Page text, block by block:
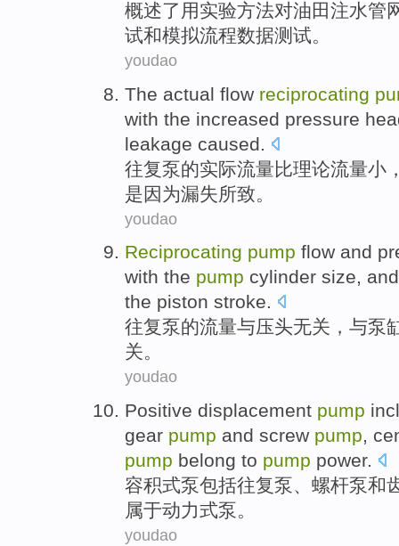
概述了 用实验方法对油田注水管
试和模拟流程数据测试。
youdao
The actual flow reciprocating
with the increased pressure
leakage caused
往复泵的实际流量比理论流量小
是因为漏失所致 。
youdao
Reciprocating pump flow and
with the pump cylinder size, and
the piston stroke.
往复泵的流量与压头无关 ， 与泵
关。
youdao
Positive displacement pump
gear pump and screw pump,
pump belong to pump power.
容积式泵包括往复泵、 螺杆泵和
属于动力式泵。
youdao